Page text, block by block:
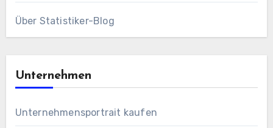
Über Statistiker-Blog
Unternehmen
Unternehmensportrait kaufen